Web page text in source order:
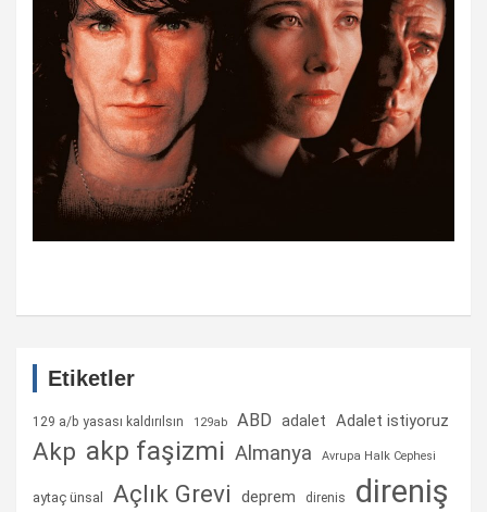
Etiketler
129 a/b yasası kaldırılsın 129ab ABD adalet Adalet istiyoruz
Akp akp faşizmi Almanya Avrupa Halk Cephesi
aytaç ünsal Açlık Grevi deprem direnis direniş